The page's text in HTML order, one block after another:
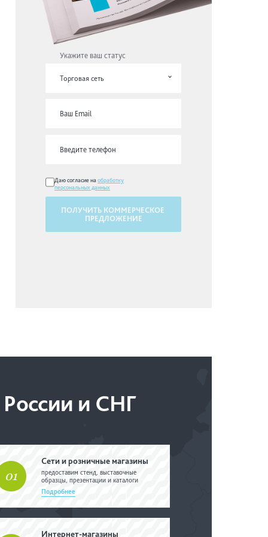
Укажите ваш статус
Торговая сеть
Даю согласие наобработку
персональных данных
ПОЛУЧИТЬ КОММЕРЧЕСКОЕ
ПРЕДЛОЖЕНИЕ
и СНГ
01
Сети и розничные магазины
предоставим стенд, выставочные
образцы, презентации и каталоги
Подробнее
Интернет-магазины